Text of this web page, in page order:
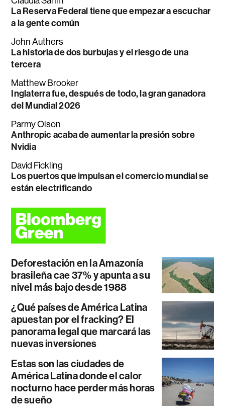
La Reserva Federal tiene que empezar a escuchar
a la gente común
John Authers
La historia de dos burbujas y el riesgo de una
tercera
Matthew Brooker
Inglaterra fue, después de todo, la gran ganadora
del Mundial 2026
Parmy Olson
Anthropic acaba de aumentar la presión sobre
Nvidia
David Fickling
Los puertos que impulsan el comercio mundial se
están electrificando
Deforestación en la Amazonía
brasileña cae 37% y apunta a su
nivel más bajo desde 1988
¿Qué países de América Latina
apuestan por el fracking? El
panorama legal que marcará las
nuevas inversiones
Estas son las ciudades de
América Latina donde el calor
nocturno hace perder más horas
de sueño